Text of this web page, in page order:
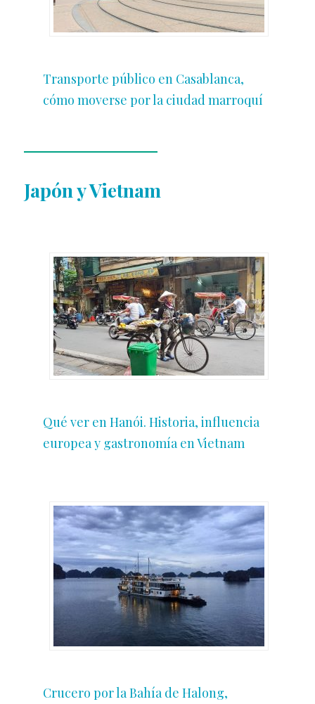
Transporte público en Casablanca,
cómo moverse por la ciudad marroquí
Japón y Vietnam
Qué ver en Hanói. Historia, influencia
europea y gastronomía en Vietnam
Crucero por la Bahía de Halong,